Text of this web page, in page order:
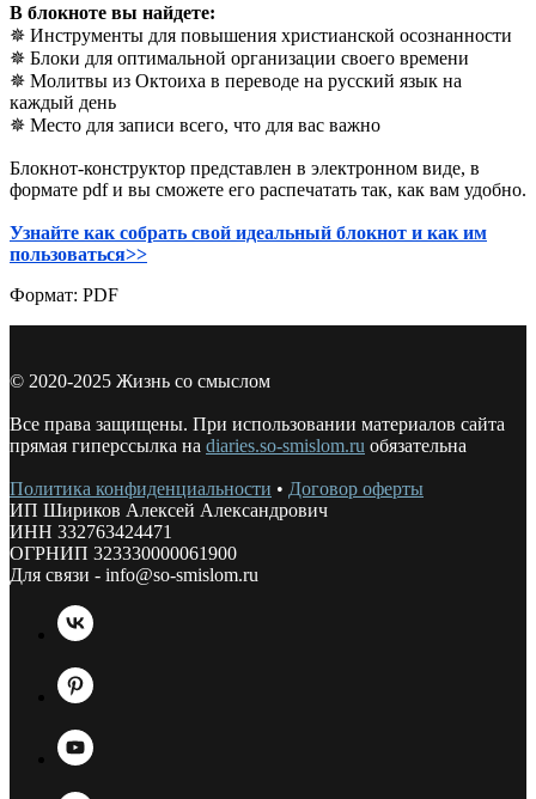
В блокноте вы найдете:
✵ Инструменты для повышения христианской осознанности
✵ Блоки для оптимальной организации своего времени
✵ Молитвы из Октоиха в переводе на русский язык на
каждый день
✵ Место для записи всего, что для вас важно
Блокнот-конструктор представлен в электронном виде, в
формате pdf и вы сможете его распечатать так, как вам удобно.
Узнайте как собрать свой идеальный блокнот и как им
пользоваться>>
Формат: PDF
© 2020-2025 Жизнь со смыслом
Все права защищены. При использовании материалов сайта
прямая гиперссылка на diaries.so-smislom.ru обязательна
Политика конфиденциальности • Договор оферты
ИП Шириков Алексей Александрович
ИНН 332763424471
ОГРНИП 323330000061900
Для связи - info@so-smislom.ru